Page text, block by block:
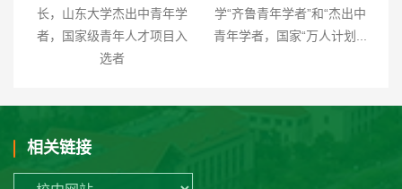
长，山东大学杰出中青年学
者，国家级青年人才项目入
选者
学“齐鲁青年学者”和“杰出中
青年学者，国家“万人计划...
相关链接